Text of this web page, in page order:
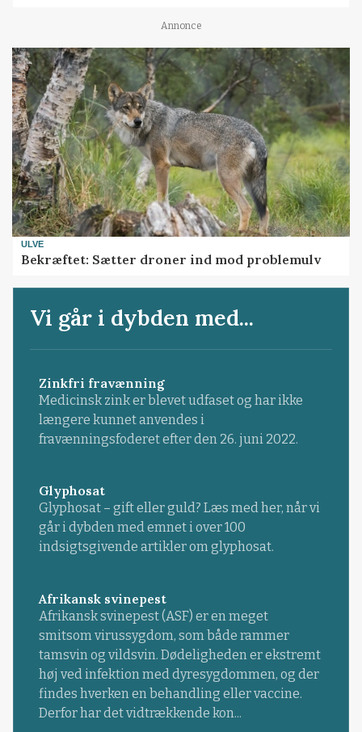
Annonce
ULVE
Bekræftet: Sætter droner ind mod problemulv
Vi går i dybden med...
Zinkfri fravænning
Medicinsk zink er blevet udfaset og har ikke
længere kunnet anvendes i
fravænningsfoderet efter den 26. juni 2022.
Glyphosat
Glyphosat – gift eller guld? Læs med her, når vi
går i dybden med emnet i over 100
indsigtsgivende artikler om glyphosat.
Afrikansk svinepest
Afrikansk svinepest (ASF) er en meget
smitsom virussygdom, som både rammer
tamsvin og vildsvin. Dødeligheden er ekstremt
høj ved infektion med dyresygdommen, og der
findes hverken en behandling eller vaccine.
Derfor har det vidtrækkende kon...